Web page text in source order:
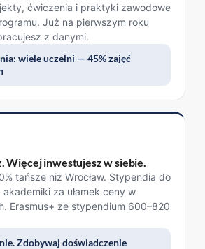
ćwiczenia i praktyki zawodowe
Już na pierwszym roku
z danymi.
wiele uczelni — 45% zajęć
Więcej inwestujesz w siebie.
tańsze niż Wrocław. Stypendia do
akademiki za ułamek ceny w
Erasmus+ ze stypendium 600–820
Zdobywaj doświadczenie